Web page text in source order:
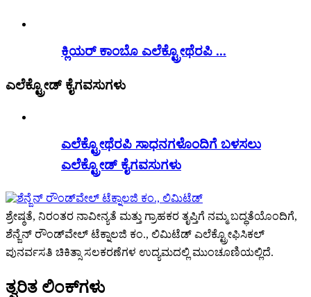
ಕ್ಲಿಯರ್ ಕಾಂಬೊ ಎಲೆಕ್ಟ್ರೋಥೆರಪಿ ...
ಎಲೆಕ್ಟ್ರೋಡ್ ಕೈಗವಸುಗಳು
ಎಲೆಕ್ಟ್ರೋಥೆರಪಿ ಸಾಧನಗಳೊಂದಿಗೆ ಬಳಸಲು
ಎಲೆಕ್ಟ್ರೋಡ್ ಕೈಗವಸುಗಳು
ಶ್ರೇಷ್ಠತೆ, ನಿರಂತರ ನಾವೀನ್ಯತೆ ಮತ್ತು ಗ್ರಾಹಕರ ತೃಪ್ತಿಗೆ ನಮ್ಮ ಬದ್ಧತೆಯೊಂದಿಗೆ,
ಶೆನ್ಜೆನ್ ರೌಂಡ್‌ವೇಲ್ ಟೆಕ್ನಾಲಜಿ ಕಂ., ಲಿಮಿಟೆಡ್ ಎಲೆಕ್ಟ್ರೋಫಿಸಿಕಲ್
ಪುನರ್ವಸತಿ ಚಿಕಿತ್ಸಾ ಸಲಕರಣೆಗಳ ಉದ್ಯಮದಲ್ಲಿ ಮುಂಚೂಣಿಯಲ್ಲಿದೆ.
ತ್ವರಿತ ಲಿಂಕ್‌ಗಳು